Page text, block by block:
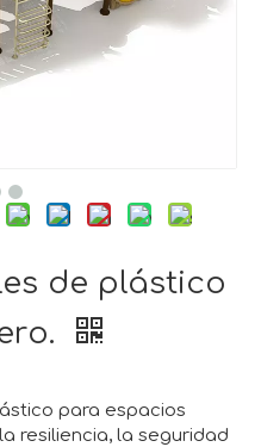
de plástico
para espacios
resiliencia, la seguridad